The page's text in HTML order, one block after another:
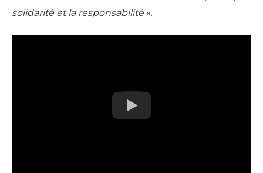
solidarité et la responsabilité ».